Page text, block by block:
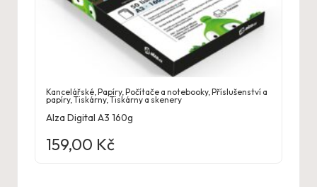
Kancelářské ,Papíry,Počítače a notebooky,Příslušenství a
papíry,Tiskárny,Tiskárny a skenery
Alza Digital A3 160g
159,00 Kč